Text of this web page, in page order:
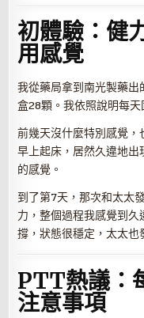
初體驗：健
用感覺
我從藥局拿到南光製藥
盒28顆。我依照說明每
前幾天沒什麼特別感覺
早上起床，居然久違地
的感覺。
到了第7天，那次和太太
力，整個過程我感覺到
撐，狀態很穩定，太太也
PTT熱議：
注意事項